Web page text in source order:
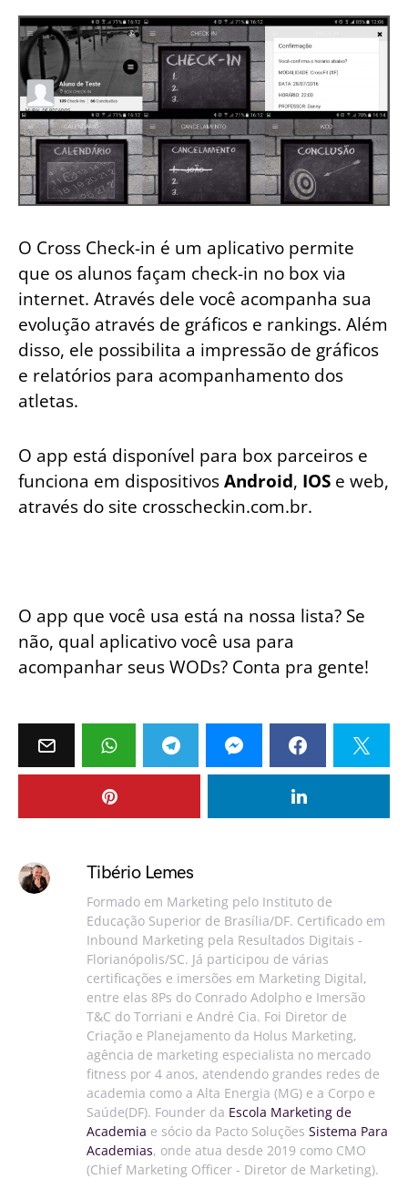
O Cross Check-in é um aplicativo permite
que os alunos façam check-in no box via
internet. Através dele você acompanha sua
evolução através de gráficos e rankings. Além
disso, ele possibilita a impressão de gráficos
e relatórios para acompanhamento dos
atletas.
O app está disponível para box parceiros e
funciona em dispositivosAndroid, IOS e web,
através do site crosscheckin.com.br.
O app que você usa está na nossa lista? Se
não, qual aplicativo você usa para
acompanhar seus WODs? Conta pra gente!
Tibério Lemes
Formado em Marketing pelo Instituto de
Educação Superior de Brasília/DF. Certificado em
Inbound Marketing pela Resultados Digitais -
Florianópolis/SC. Já participou de várias
certificações e imersões em Marketing Digital,
entre elas 8Ps do Conrado Adolpho e Imersão
T&C do Torriani e André Cia. Foi Diretor de
Criação e Planejamento da Holus Marketing,
agência de marketing especialista no mercado
fitness por 4 anos, atendendo grandes redes de
academia como a Alta Energia (MG) e a Corpo e
Saúde(DF). Founder da Escola Marketing de
Academia e sócio da Pacto Soluções Sistema Para
Academias, onde atua desde 2019 como CMO
(Chief Marketing Officer - Diretor de Marketing).